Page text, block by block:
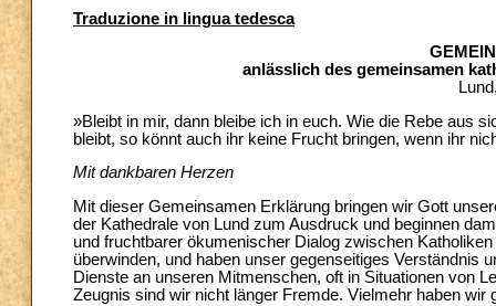
Traduzione in lingua tedesca
anlässlich des gemeinsamen
»Bleibt in mir, dann bleibe ich in euch. Wie die Rebe aus
bleibt, so könnt auch ihr keine Frucht bringen, wenn ihr
Mit dankbaren Herzen
Mit dieser Gemeinsamen Erklärung bringen wir Gott
der Kathedrale von Lund zum Ausdruck und beginnen
und fruchtbarer ökumenischer Dialog zwischen
überwinden, und haben unser gegenseitiges Verständnis
Dienste an unseren Mitmenschen, oft in Situationen von
Zeugnis sind wir nicht länger Fremde. Vielmehr haben